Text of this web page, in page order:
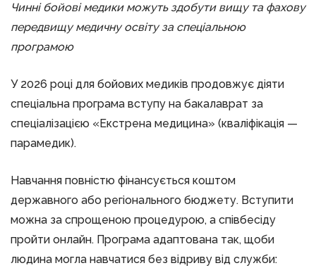
Чинні бойові медики можуть здобути вищу та фахову
передвищу медичну освіту за спеціальною
програмою
У 2026 році для бойових медиків продовжує діяти
спеціальна програма вступу на бакалаврат за
спеціалізацією «Екстрена медицина» (кваліфікація —
парамедик).
Навчання повністю фінансується коштом
державного або регіонального бюджету. Вступити
можна за спрощеною процедурою, а співбесіду
пройти онлайн. Програма адаптована так, щоби
людина могла навчатися без відриву від служби: